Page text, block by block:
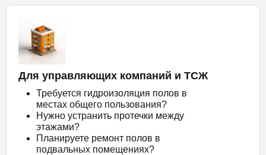
Для управляющих компаний и ТСЖ
Требуется гидроизоляция полов в
местах общего пользования?
Нужно устранить протечки между
этажами?
Планируете ремонт полов в
подвальных помещениях?